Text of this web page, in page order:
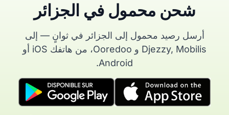
شحن محمول في الجزائر
أرسل رصيد محمول إلى الجزائر في ثوانٍ — إلى
Djezzy, Mobilis و Ooredoo، من هاتفك iOS أو
Android.